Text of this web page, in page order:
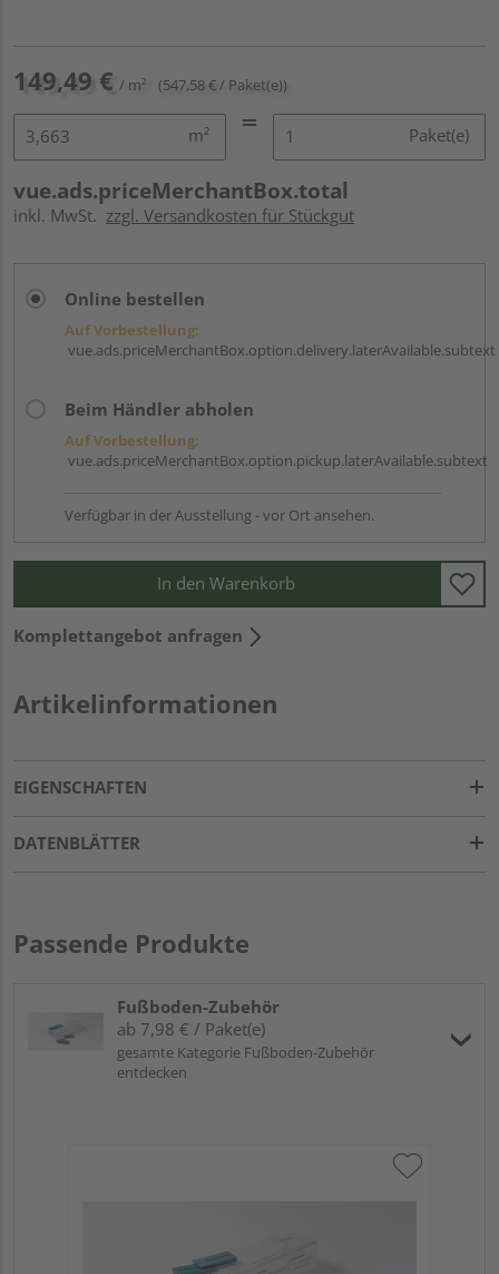
149,49 € / m² (547,58 € / Paket(e))
m² Paket(e)
vue.ads.priceMerchantBox.total
inkl. MwSt. zzgl. Versandkosten für Stückgut
Online bestellen
Auf Vorbestellung:
vue.ads.priceMerchantBox.option.delivery.laterAvailable.subtext
Beim Händler abholen
Auf Vorbestellung:
vue.ads.priceMerchantBox.option.pickup.laterAvailable.subtext
Verfügbar in der Ausstellung - vor Ort ansehen.
In den Warenkorb
Komplettangebot anfragen
Artikelinformationen
EIGENSCHAFTEN
DATENBLÄTTER
Passende Produkte
Fußboden-Zubehör
ab 7,98 € / Paket(e)
gesamte Kategorie Fußboden-Zubehör
entdecken